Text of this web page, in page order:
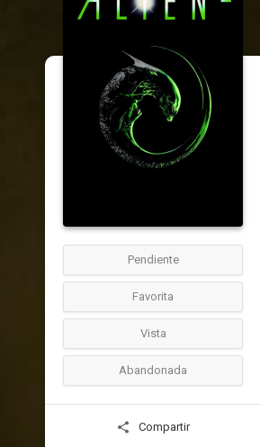
Pendiente
Favorita
Vista
Abandonada
Compartir